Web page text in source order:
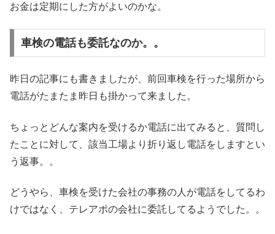
お金は定期にした方がよいのかな。
車検の電話も委託なのか。。
昨日の記事にも書きましたが、前回車検を行った場所から
電話がたまたま昨日も掛かって来ました。
ちょっとどんな案内を受けるか電話に出てみると、質問し
たことに対して、該当工場より折り返し電話をしますとい
う返事。。
どうやら、車検を受けた会社の事務の人が電話をしてるわ
けではなく、テレアポの会社に委託してるようでした。。